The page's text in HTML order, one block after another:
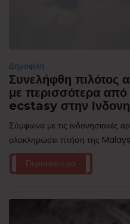
Δημοφιλή
Συνελήφθη πιλότος
με περισσότερα
ecstasy στην
Σύμφωνα με τις ινδονησιακές
ολοκληρώσει πτήση της
Περισσότερα